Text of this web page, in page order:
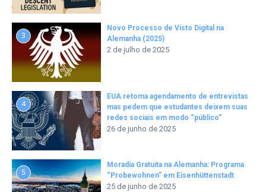
3
Novo Processo de Visto Digital na
Alemanha (2025)
2 de julho de 2025
4
EUA retoma agendamento de entrevistas
mas pedem que estudantes deixem suas
redes sociais em modo “público”
26 de junho de 2025
5
Moradia Gratuita na Alemanha: Programa
“Probewohnen” em Eisenhüttenstadt
25 de junho de 2025